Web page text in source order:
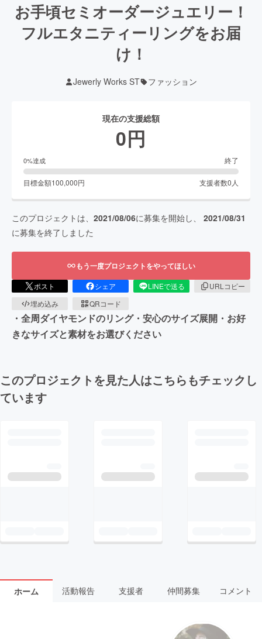
お手頃セミオーダージュエリー！
フルエタニティーリングをお届
け！
Jewerly Works ST ファッション
現在の支援総額
0円
0%達成 終了
目標金額100,000円 支援者数0 人
このプロジェクトは、 2021/08/06に募集を開始し、 2021/08/31
に募集を終了しました
もう一度プロジェクトをやってほしい
ポスト シェア LINEで送る
URLコピー
埋め込み
QRコード
・全周ダイヤモンドのリング・安心のサイズ展開・お好
きなサイズと素材をお選びください
このプロジェクトを見た人はこちらもチェックし
ています
ホーム 活動報告 支援者 仲間募集 コメント